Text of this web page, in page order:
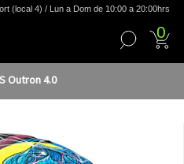
(local 4) / Lun a Dom de 10:00 a 20:00hrs
0
Outron 4.0